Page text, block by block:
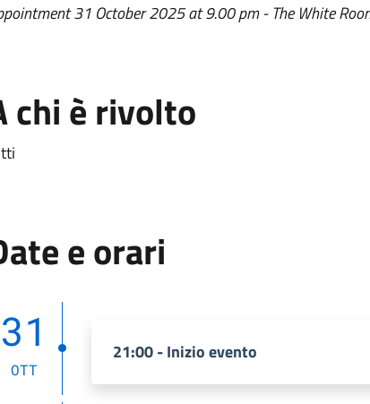
31 October 2025 at 9.00 pm - The White
chi è rivolto
e orari
31
OTT
21:00 - Inizio evento